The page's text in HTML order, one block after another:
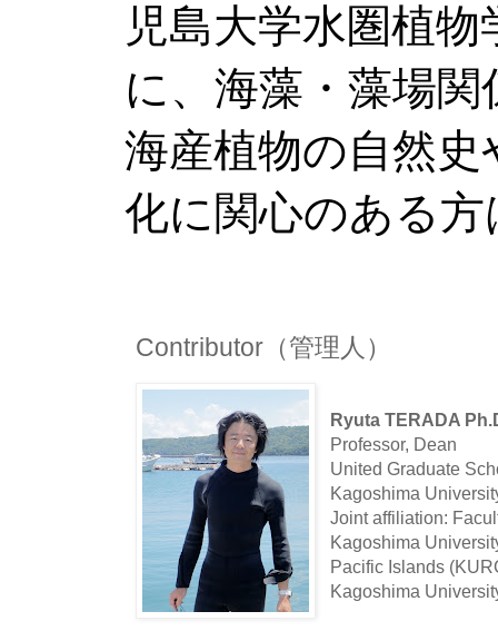
児島大学水圏植
に、海藻・藻場
海産植物の自然
化に関心のある
Contributor（管理人）
Ryuta TERADA
Professor, Dean
United Graduate
Kagoshima
Joint affiliation:
Kagoshima
Pacific Islands
Kagoshima